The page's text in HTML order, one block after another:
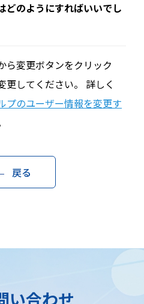
どのようにすればいいでし
ら変更ボタンをクリック
更してください。 詳しく
プのユーザー情報を変更す
戻る
い合わせ